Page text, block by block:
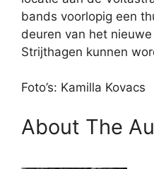
bands voorlopig een
deuren van het
Strijthagen kunnen
Foto’s: Kamilla Kovacs
About The